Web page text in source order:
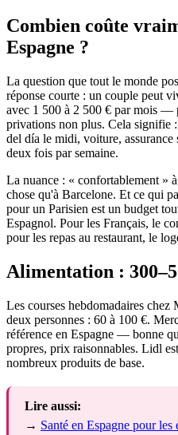
Combien coûte
Espagne ?
La question que tout le monde
réponse courte : un couple peut
avec 1 500 à 2 500 € par mois —
privations non plus. Cela signifie
del día le midi, voiture, assurance
deux fois par semaine.
La nuance : « confortablement »
chose qu'à Barcelone. Et ce qui
pour un Parisien est un budget
Espagnol. Pour les Français, le
pour les repas au restaurant, le
Alimentation :
Les courses hebdomadaires
deux personnes : 60 à 100 €.
référence en Espagne — bonne
propres, prix raisonnables. Lidl
nombreux produits de base.
Lire aussi:
→ Santé en Espagne pour